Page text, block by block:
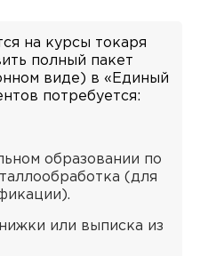
на курсы токаря
полный пакет
виде) в «Единый
потребуется:
образовании по
(для
или выписка из